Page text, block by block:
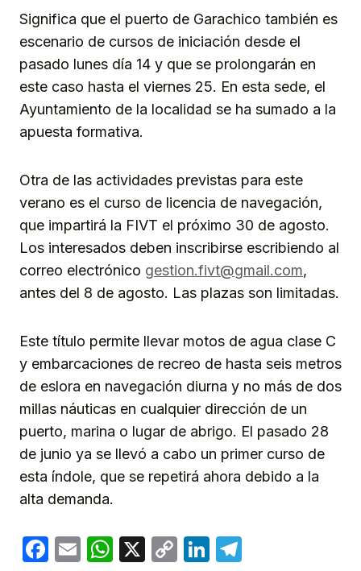
Significa que el puerto de Garachico también es
escenario de cursos de iniciación desde el
pasado lunes día 14 y que se prolongarán en
este caso hasta el viernes 25. En esta sede, el
Ayuntamiento de la localidad se ha sumado a la
apuesta formativa.
Otra de las actividades previstas para este
verano es el curso de licencia de navegación,
que impartirá la FIVT el próximo 30 de agosto.
Los interesados deben inscribirse escribiendo al
correo electrónico gestion.fivt@gmail.com,
antes del 8 de agosto. Las plazas son limitadas.
Este título permite llevar motos de agua clase C
y embarcaciones de recreo de hasta seis metros
de eslora en navegación diurna y no más de dos
millas náuticas en cualquier dirección de un
puerto, marina o lugar de abrigo. El pasado 28
de junio ya se llevó a cabo un primer curso de
esta índole, que se repetirá ahora debido a la
alta demanda.
Facebook
EmailWhatsApp
X
CopyLinkedIn